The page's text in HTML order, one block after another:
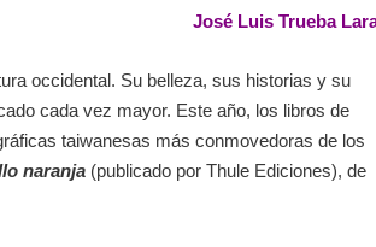
José Luis Trueba
occidental. Su belleza, sus historias y su
cada vez mayor. Este año, los libros de
taiwanesas más conmovedoras de los
naranja (publicado por Thule Ediciones), de